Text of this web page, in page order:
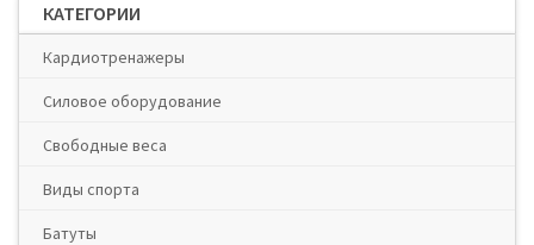
КАТЕГОРИИ
Кардиотренажеры
Силовое оборудование
Свободные веса
Виды спорта
Батуты